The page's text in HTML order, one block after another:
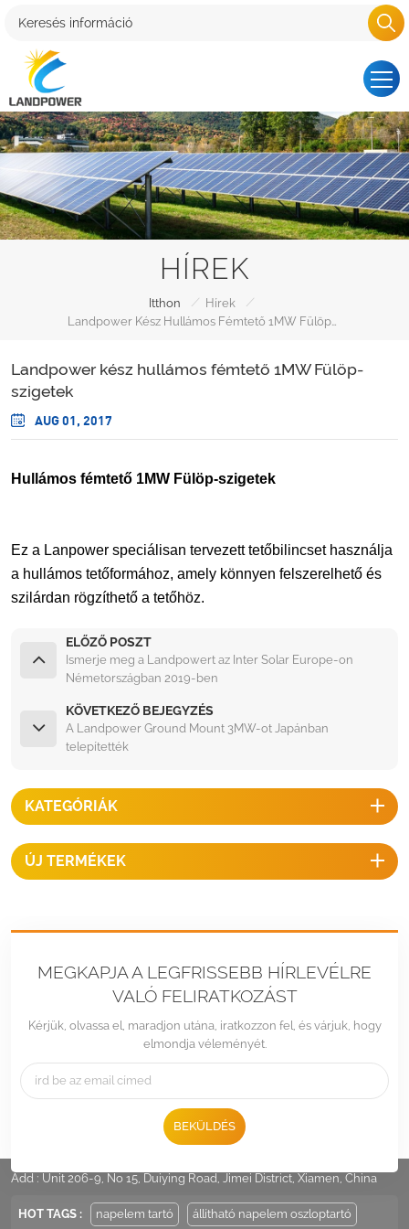
HÍREK
Itthon / Hírek
/
Landpower kész hullámos fémtető 1MW Fülöp-
szigetek
AUG 01, 2017
Hullámos fémtető 1MW Fülöp-szigetek
Ez a Lanpower speciálisan tervezett tetőbilincset használja
a hullámos tetőformához, amely könnyen felszerelhető és
szilárdan rögzíthető a tetőhöz.
ELŐZŐ POSZT
Ismerje meg a Landpowert az Inter Solar Europe-on
Németországban 2019-ben
KÖVETKEZŐ BEJEGYZÉS
A Landpower Ground Mount 3MW-ot Japánban
telepítették
KATEGÓRIÁK
ÚJ TERMÉKEK
MEGKAPJA A LEGFRISSEBB HÍRLEVÉLRE
VALÓ FELIRATKOZÁST
Kérjük, olvassa el, maradjon utána, iratkozzon fel, és várjuk, hogy
elmondja véleményét.
BEKÜLDÉS
Add : Unit 206-9, No 15, Duiying Road, Jimei District, Xiamen, China
HOT TAGS : napelem tartó állítható napelem oszloptartó